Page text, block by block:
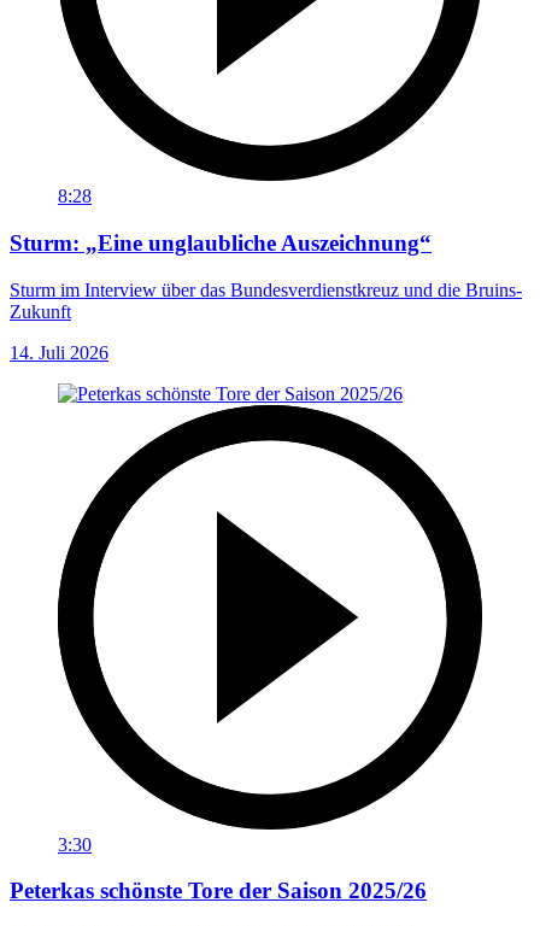
8:28
Sturm: „Eine unglaubliche Auszeichnung“
Sturm im Interview über das Bundesverdienstkreuz und die Bruins-
Zukunft
14. Juli 2026
3:30
Peterkas schönste Tore der Saison 2025/26